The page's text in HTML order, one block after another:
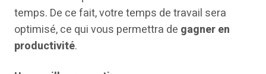
temps. De ce fait, votre temps de travail sera
optimisé, ce qui vous permettra de gagner en
productivité.